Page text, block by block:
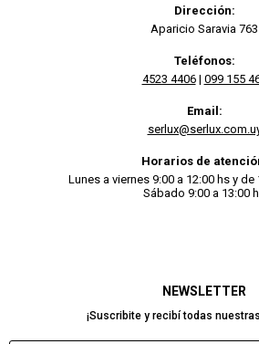
NEWSLETTER
¡Suscribite y recibí todas
Dirección:
Aparicio Saravia 763
Teléfonos:
4523 4406| 099 155
Email:
Horarios de
Lunes a viernes 9:00 a 12:00 hs y de
Sábado 9:00 a 13:00